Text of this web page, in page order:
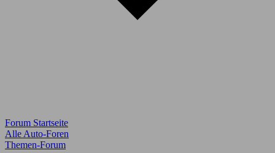
Forum Startseite
Alle Auto-Foren
Themen-Forum